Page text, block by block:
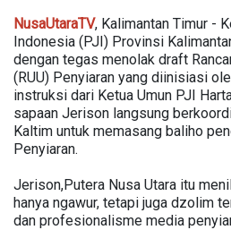
NusaUtaraTV, Kalimantan Timur -
Indonesia (PJI) Provinsi
dengan tegas menolak draft
(RUU) Penyiaran yang diinisiasi
instruksi dari Ketua Umun PJI
sapaan Jerison langsung
Kaltim untuk memasang baliho
Penyiaran.
Jerison,Putera Nusa Utara itu
hanya ngawur, tetapi juga dzolim
dan profesionalisme media